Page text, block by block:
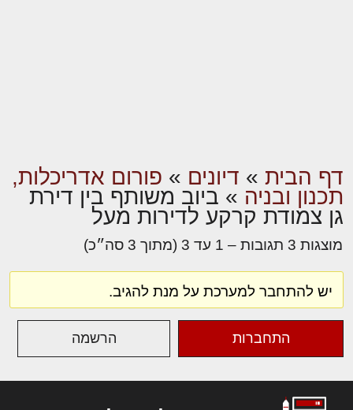
דף הבית » דיונים » פורום אדריכלות,
תכנון ובניה » ביוב משותף בין דירת
גן צמודת קרקע לדירות מעל
מוצגות 3 תגובות – 1 עד 3 (מתוך 3 סה״כ)
יש להתחבר למערכת על מנת להגיב.
התחברות הרשמה